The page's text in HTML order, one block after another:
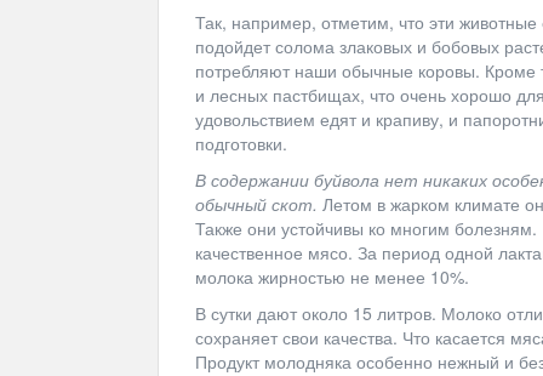
Так, например, отметим, что эти
подойдет солома злаковых и бобовых
потребляют наши обычные коровы. Кроме
и лесных пастбищах, что очень хорошо
удовольствием едят и крапиву, и
подготовки.
В содержании буйвола нет никаких
обычный скот. Летом в жарком климате
Также они устойчивы ко многим
качественное мясо. За период одной
молока жирностью не менее 10%.
В сутки дают около 15 литров. Молоко
сохраняет свои качества. Что касается
Продукт молодняка особенно нежный и